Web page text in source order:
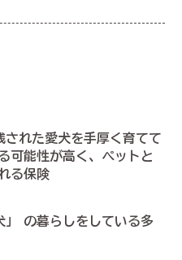
れた愛犬を手厚く育てて
可能性が高く、ペットと
る保険
」 の暮らしをしている多